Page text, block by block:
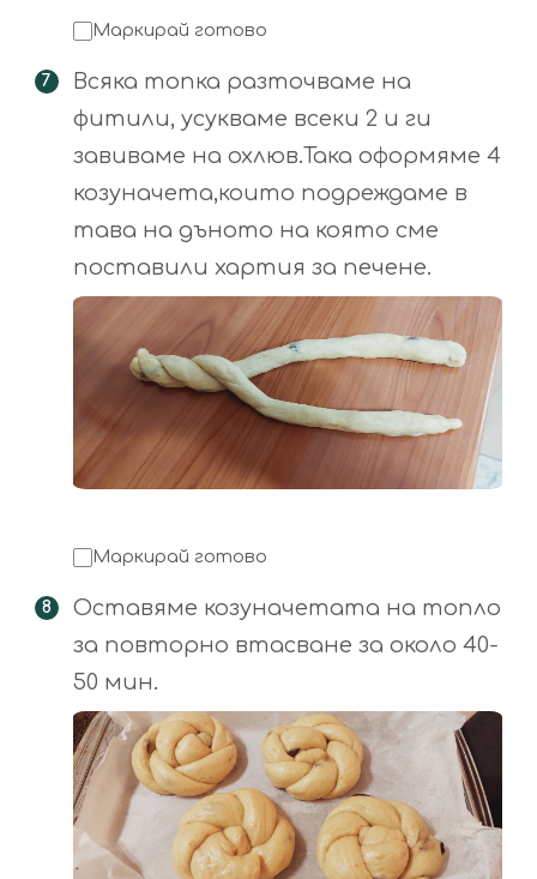
Маркирай готово
Всяка топка разточваме на
фитили, усукваме всеки 2 и ги
завиваме на охлюв.Така оформяме 4
козуначета,които подреждаме в
тава на дъното на която сме
поставили хартия за печене.
Маркирай готово
Оставяме козуначетата на топло
за повторно втасване за около 40-
50 мин.